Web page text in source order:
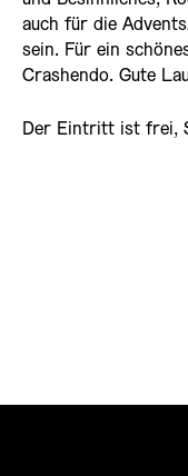
auch für die
sein. Für ein
Crashendo. Gute
Der Eintritt ist frei,